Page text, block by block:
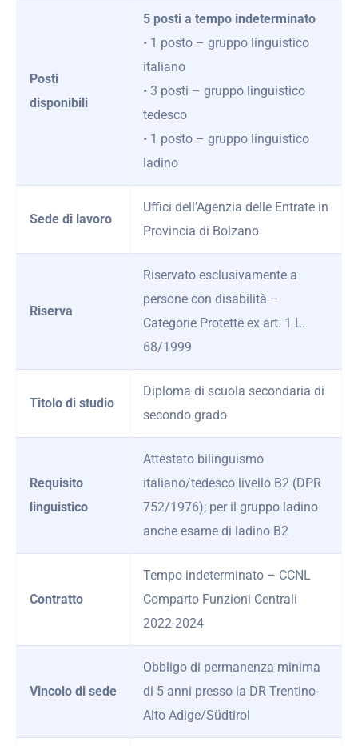
Posti
disponibili
5 posti a tempo indeterminato
• 1 posto – gruppo linguistico
italiano
• 3 posti – gruppo linguistico
tedesco
• 1 posto – gruppo linguistico
ladino
Sede di lavoro
Uffici dell’Agenzia delle Entrate in
Provincia di Bolzano
Riserva
Riservato esclusivamente a
persone con disabilità –
Categorie Protette ex art. 1 L.
68/1999
Titolo di studio
Diploma di scuola secondaria di
secondo grado
Requisito
linguistico
Attestato bilinguismo
italiano/tedesco livello B2 (DPR
752/1976); per il gruppo ladino
anche esame di ladino B2
Contratto
Tempo indeterminato – CCNL
Comparto Funzioni Centrali
2022-2024
Vincolo di sede
Obbligo di permanenza minima
di 5 anni presso la DR Trentino-
Alto Adige/Südtirol